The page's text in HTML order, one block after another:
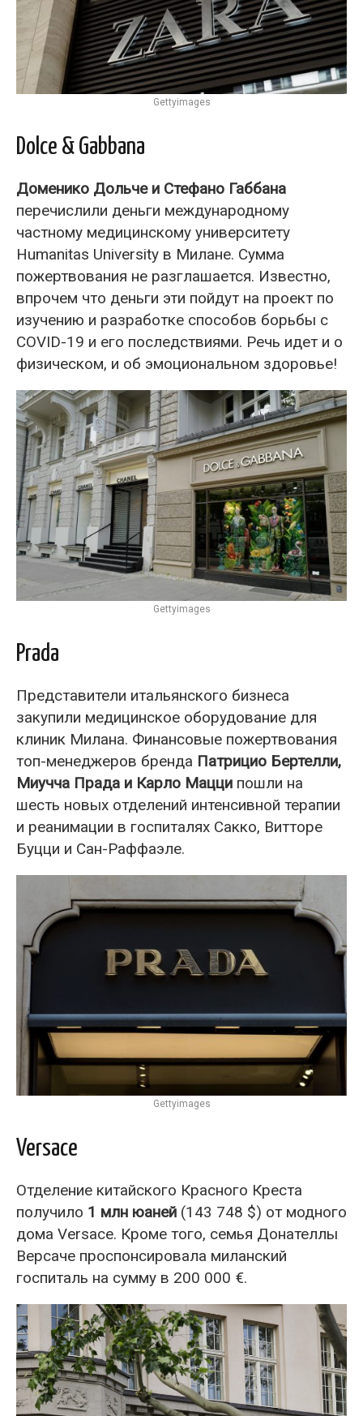
Gettyimages
Dolce & Gabbana
Доменико Дольче и Стефано Габбана
перечислили деньги международному
частному медицинскому университету
Humanitas University в Милане. Сумма
пожертвования не разглашается. Известно,
впрочем что деньги эти пойдут на проект по
изучению и разработке способов борьбы с
COVID-19 и его последствиями. Речь идет и о
физическом, и об эмоциональном здоровье!
Gettyimages
Prada
Представители итальянского бизнеса
закупили медицинское оборудование для
клиник Милана. Финансовые пожертвования
топ-менеджеров бренда Патрицио Бертелли,
Миучча Прада и Карло Мацци пошли на
шесть новых отделений интенсивной терапии
и реанимации в госпиталях Сакко, Витторе
Буцци и Сан-Раффаэле.
Gettyimages
Versace
Отделение китайского Красного Креста
получило 1 млн юаней (143 748 $) от модного
дома Versace. Кроме того, семья Донателлы
Версаче проспонсировала миланский
госпиталь на сумму в 200 000 €.